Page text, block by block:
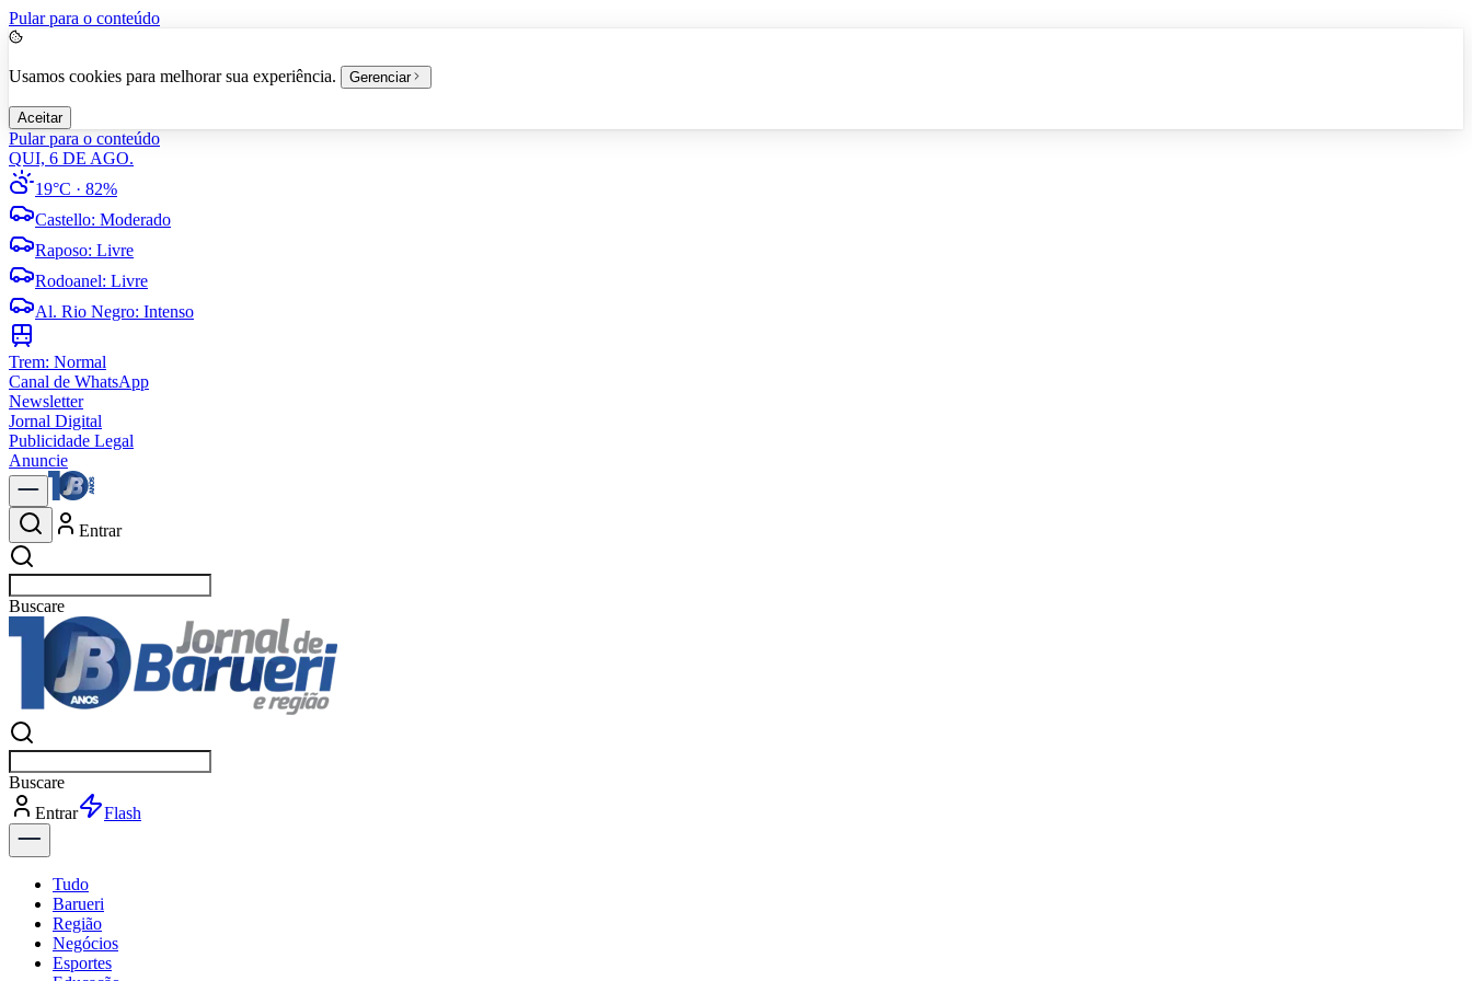
Pular para o conteúdo
Usamos cookies para melhorar sua experiência. Gerenciar
Aceitar
Pular para o conteúdo
QUI, 6 DE AGO.
19°C · 82%
Castello: Moderado
Raposo: Livre
Rodoanel: Livre
Al. Rio Negro: Intenso
Trem: Normal
Canal de WhatsApp
Newsletter
Jornal Digital
Publicidade Legal
Anuncie
Entrar
Buscaresportes
Buscaresportes
Entrar
Flash
Tudo
Barueri
Região
Negócios
Esportes